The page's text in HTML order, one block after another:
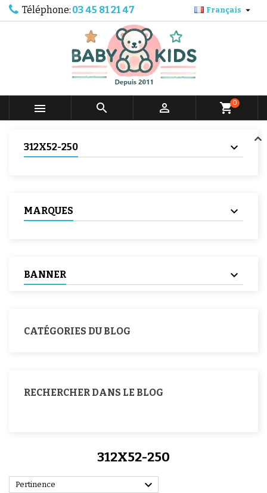
Téléphone: 03 45 81 21 47 Français 
   shopping_cart0
312X52-250
MARQUES
BANNER
CATÉGORIES DU BLOG
RECHERCHER DANS LE BLOG
312X52-250
Pertinence 